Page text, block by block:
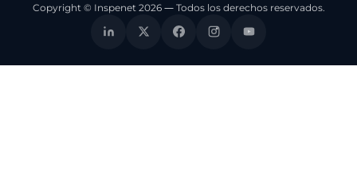
Copyright © Inspenet 2026 — Todos los derechos reservados.